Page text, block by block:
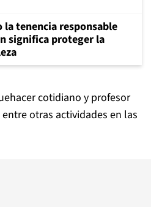
la tenencia responsable
significa proteger la
cotidiano y profesor
otras actividades en las